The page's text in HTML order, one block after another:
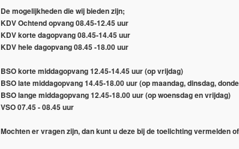
De mogelijkheden die wij bieden zijn;
KDV Ochtend opvang 08.45-12.45 uur
KDV korte dagopvang 08.45-14.45 uur
KDV hele dagopvang 08.45 -18.00 uur
BSO korte middagopvang 12.45-14.45 uur (op vrijdag)
BSO late middagopvang 14.45-18.00 uur (op maandag, dinsdag,
BSO lange middagopvang 12.45-18.00 uur (op woensdag en vrijdag)
VSO 07.45 - 08.45 uur
Mochten er vragen zijn, dan kunt u deze bij de toelichting vermelden